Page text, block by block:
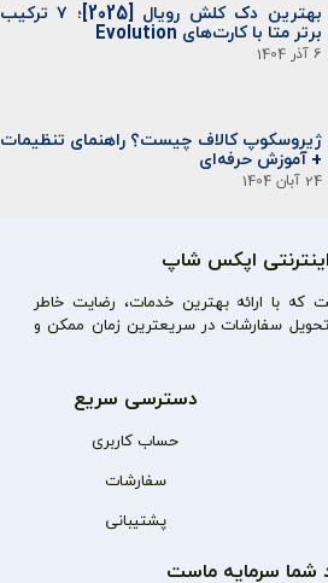
بهترین دک کلش رویال [2025]؛ ۷ ترکیب
برتر متا با کارت‌های Evolution
6 آذر 1404
ژیروسکوپ کالاف چیست؟ راهنمای تنظیمات
+ آموزش حرفه‌ای
24 آبان 1404
اپکس شاپ
با ارائه بهترین خدمات، رضایت خاطر
سفارشات در سریعترین زمان ممکن و
دسترسی سریع
حساب کاربری
سفارشات
پشتیبانی
شما سرمایه ماست